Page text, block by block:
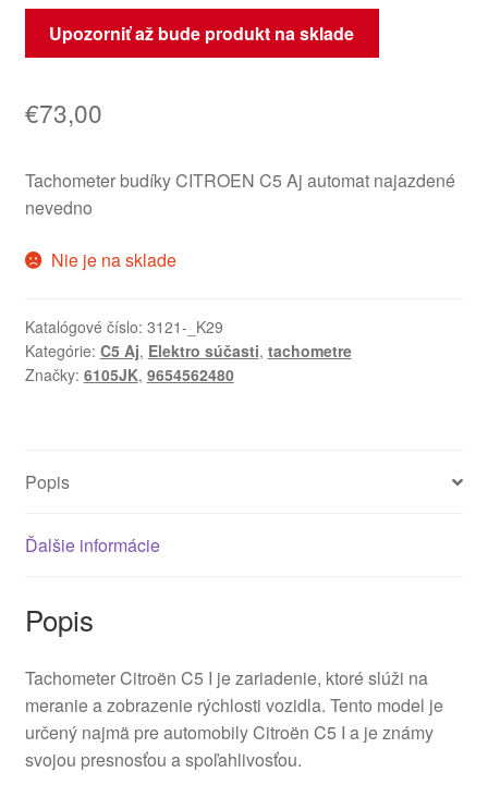
Upozorniť až bude produkt na sklade
€73,00
Tachometer budíky CITROEN C5 Aj automat najazdené
nevedno
Nie je na sklade
Katalógové číslo: 3121-_K29
Kategórie: C5 Aj, Elektro súčasti, tachometre
Značky: 6105JK, 9654562480
Popis
Ďalšie informácie
Popis
Tachometer Citroën C5 I je zariadenie, ktoré slúži na
meranie a zobrazenie rýchlosti vozidla. Tento model je
určený najmä pre automobily Citroën C5 I a je známy
svojou presnosťou a spoľahlivosťou.